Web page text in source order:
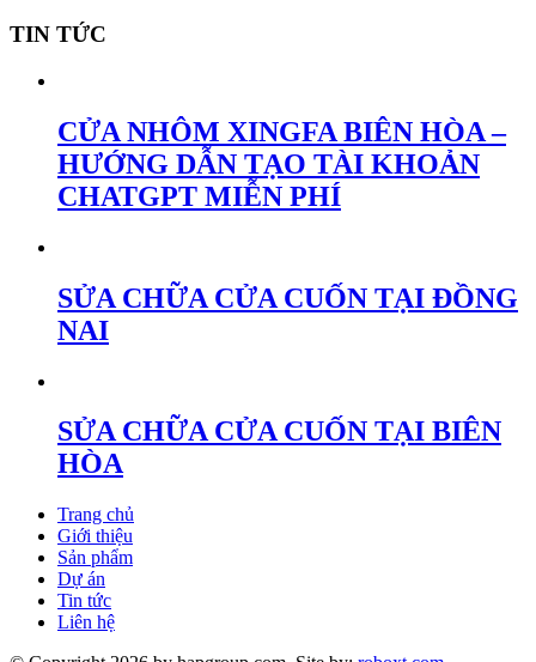
TIN TỨC
CỬA NHÔM XINGFA BIÊN HÒA –
HƯỚNG DẪN TẠO TÀI KHOẢN
CHATGPT MIỄN PHÍ
SỬA CHỮA CỬA CUỐN TẠI ĐỒNG
NAI
SỬA CHỮA CỬA CUỐN TẠI BIÊN
HÒA
Trang chủ
Giới thiệu
Sản phẩm
Dự án
Tin tức
Liên hệ